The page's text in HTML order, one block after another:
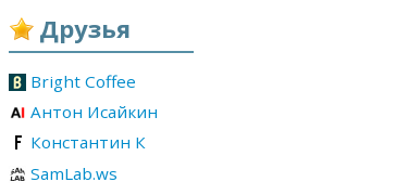
Друзья
Bright Coffee
Антон Исайкин
Константин К
SamLab.ws